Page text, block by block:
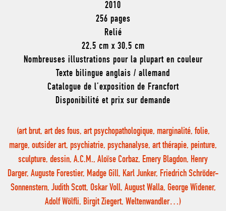
2010
256 pages
Relié
22,5 cm x 30,5 cm
Nombreuses illustrations pour la plupart en couleur
Texte bilingue anglais / allemand
Catalogue de l’exposition de Francfort
Disponibilité et prix sur demande
(art brut, art des fous, art psychopathologique, marginalité, folie,
marge, outsider art, psychiatrie, psychanalyse, art thérapie, peinture,
sculpture, dessin, A.C.M., Aloïse Corbaz, Emery Blagdon, Henry
Darger, Auguste Forestier, Madge Gill, Karl Junker, Friedrich Schröder-
Sonnenstern, Judith Scott, Oskar Voll, August Walla, George Widener,
Adolf Wölfli, Birgit Ziegert, Weltenwandler…)